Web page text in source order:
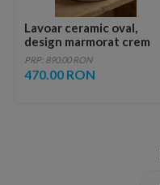
Lavoar ceramic oval,
design marmorat crem
lucios cu vene aurii,
ventil inclus
PRP: 890.00 RON
470.00 RON